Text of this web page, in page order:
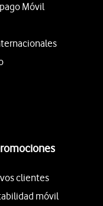
Móvil
clientes
móvil